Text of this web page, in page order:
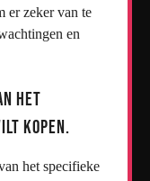
er zeker van te
en
het
kopen.
het specifieke